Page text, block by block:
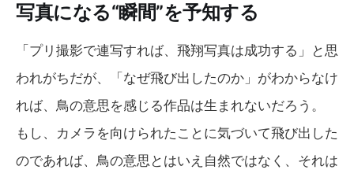
写真になる“瞬間”を予知する
「プリ撮影で連写すれば、飛翔写真は成功する」と思
われがちだが、「なぜ飛び出したのか」がわからなけ
れば、鳥の意思を感じる作品は生まれないだろう。
もし、カメラを向けられたことに気づいて飛び出した
のであれば、鳥の意思とはいえ自然ではなく、それは